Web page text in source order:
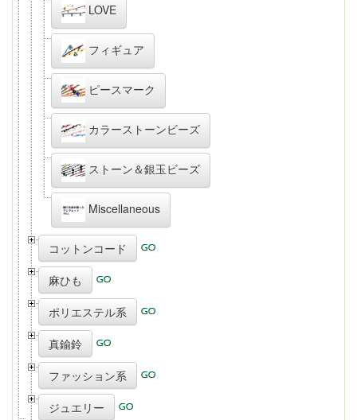
LOVE
フィギュア
ピースマーク
カラーストーンビーズ
ストーン＆銀玉ビーズ
Miscellaneous
コットンコード
麻ひも
ポリエステル系
真鍮鈴
ファッション系
ジュエリー